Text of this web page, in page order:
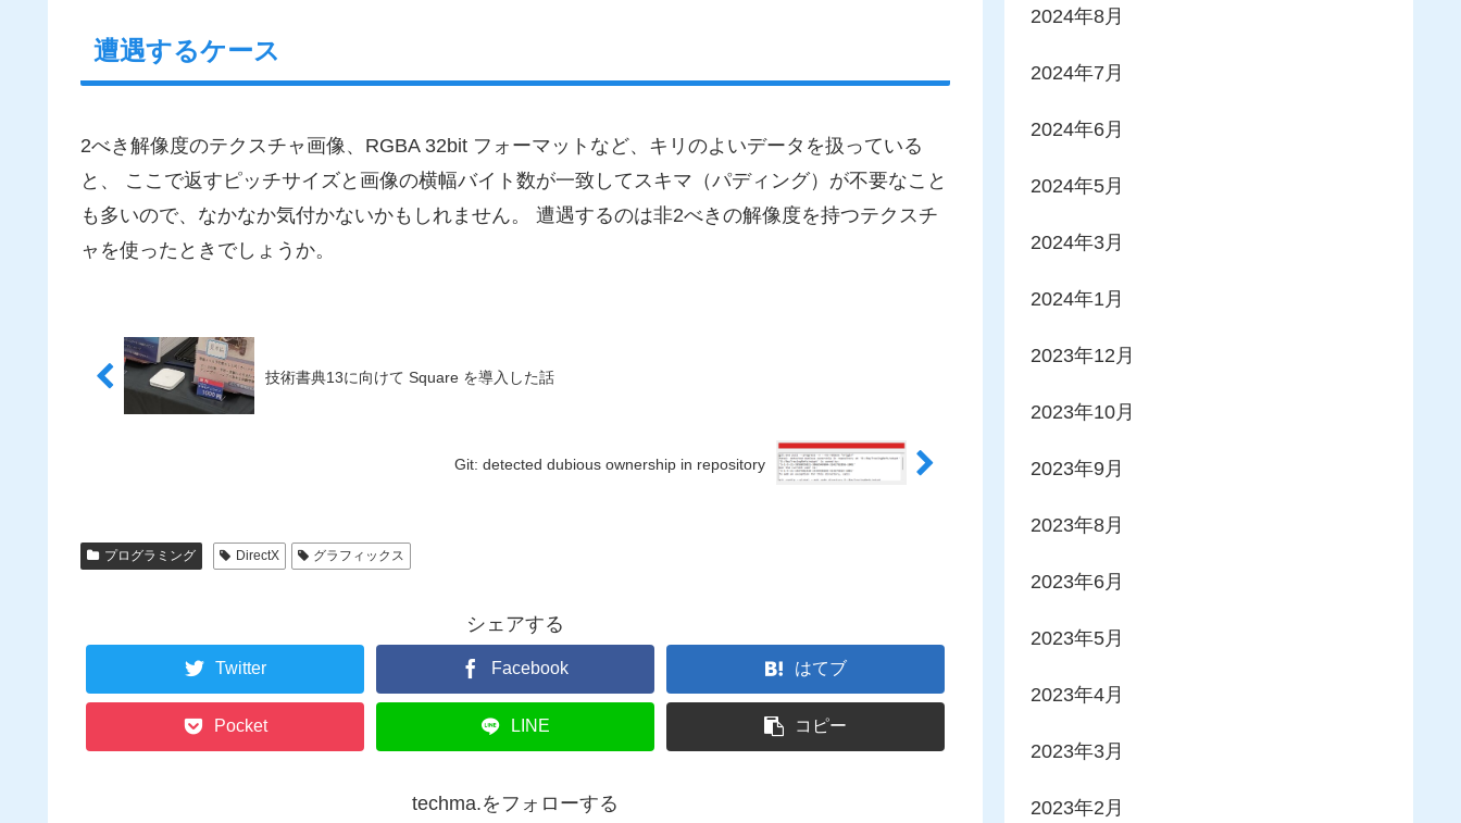
遭遇するケース
2べき解像度のテクスチャ画像、RGBA 32bit フォーマットなど、キリのよいデータを扱っている
と、 ここで返すピッチサイズと画像の横幅バイト数が一致してスキマ（パディング）が不要なこと
も多いので、なかなか気付かないかもしれません。 遭遇するのは非2べきの解像度を持つテクスチ
ャを使ったときでしょうか。
技術書典13に向けて Square を導入した話
Git: detected dubious ownership in repository
プログラミング DirectX グラフィックス
シェアする
Twitter Facebook はてブ
Pocket LINE コピー
techma.をフォローする
2024年8月
2024年7月
2024年6月
2024年5月
2024年3月
2024年1月
2023年12月
2023年10月
2023年9月
2023年8月
2023年6月
2023年5月
2023年4月
2023年3月
2023年2月